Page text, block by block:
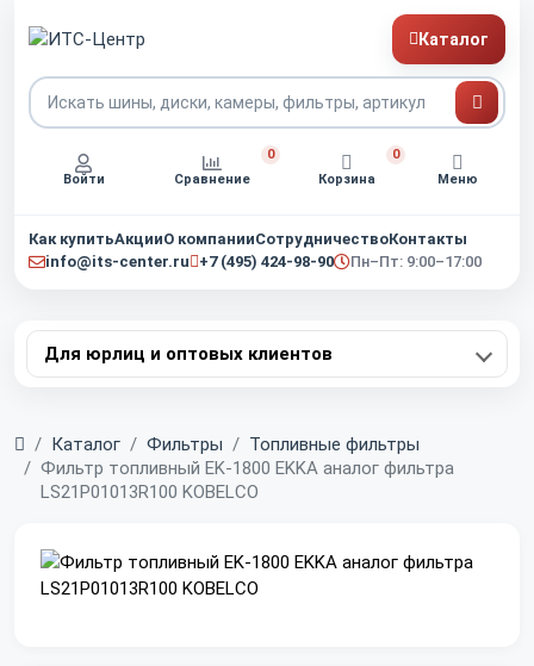
Каталог
Войти Сравнение
0
Корзина
0
Меню
Как купитьАкцииО компанииСотрудничествоКонтакты
info@its-center.ru
+7 (495) 424-98-90 Пн–Пт: 9:00–17:00
Для юрлиц и оптовых клиентов
Главная
Каталог Фильтры
Топливные фильтры
Фильтр топливный EK-1800 EKKA аналог фильтра
LS21P01013R100 KOBELCO